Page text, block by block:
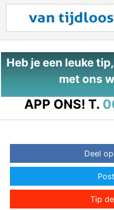
Heb je een leuke
met ons
APP ONS! T.
Deel
Tip